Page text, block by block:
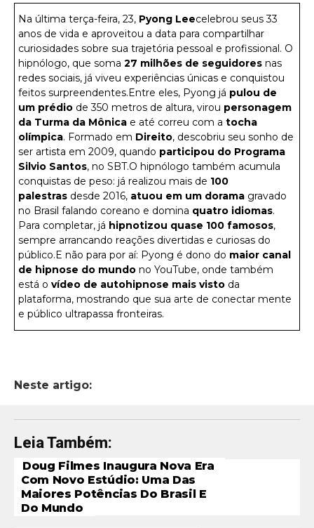
Na última terça-feira, 23, Pyong Leecelebrou seus 33
anos de vida e aproveitou a data para compartilhar
curiosidades sobre sua trajetória pessoal e profissional. O
hipnólogo, que soma 27 milhões de seguidores nas
redes sociais, já viveu experiências únicas e conquistou
feitos surpreendentes.Entre eles, Pyong já pulou de
um prédio de 350 metros de altura, virou personagem
da Turma da Mônica e até correu com a tocha
olímpica. Formado em Direito, descobriu seu sonho de
ser artista em 2009, quando participou do Programa
Silvio Santos, no SBT.O hipnólogo também acumula
conquistas de peso: já realizou mais de 100
palestras desde 2016, atuou em um dorama gravado
no Brasil falando coreano e domina quatro idiomas.
Para completar, já hipnotizou quase 100 famosos,
sempre arrancando reações divertidas e curiosas do
público.E não para por aí: Pyong é dono do maior canal
de hipnose do mundo no YouTube, onde também
está o vídeo de autohipnose mais visto da
plataforma, mostrando que sua arte de conectar mente
e público ultrapassa fronteiras.
Neste artigo:
Leia Também:
Doug Filmes Inaugura Nova Era
Com Novo Estúdio: Uma Das
Maiores Potências Do Brasil E
Do Mundo